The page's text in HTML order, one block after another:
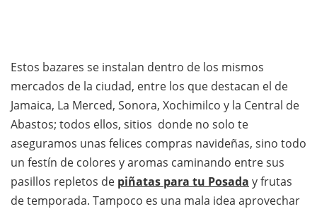
Estos bazares se instalan dentro de los mismos
mercados de la ciudad, entre los que destacan el de
Jamaica, La Merced, Sonora, Xochimilco y la Central de
Abastos; todos ellos, sitios donde no solo te
aseguramos unas felices compras navideñas, sino todo
un festín de colores y aromas caminando entre sus
pasillos repletos de piñatas para tu Posada y frutas
de temporada. Tampoco es una mala idea aprovechar